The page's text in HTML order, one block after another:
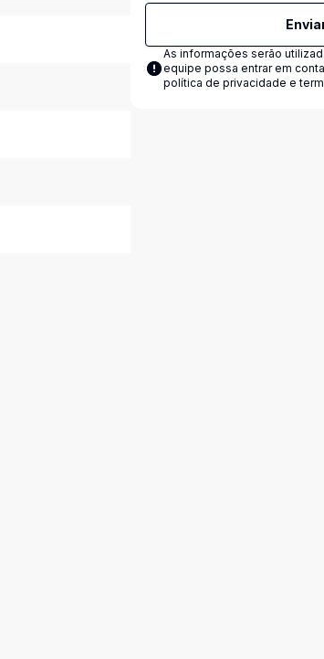
As informações serão
equipe possa entrar em
política de privacidade e